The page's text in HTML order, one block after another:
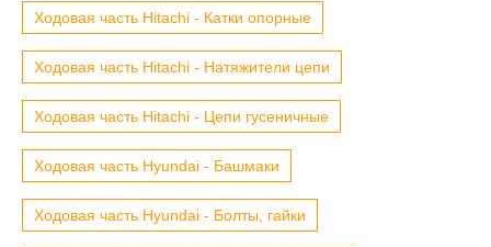
Ходовая часть Hitachi - Катки опорные
Ходовая часть Hitachi - Натяжители цепи
Ходовая часть Hitachi - Цепи гусеничные
Ходовая часть Hyundai - Башмаки
Ходовая часть Hyundai - Болты, гайки